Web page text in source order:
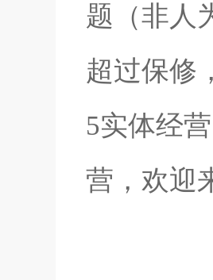
题（非人
超过保修
5实体经
营，欢迎